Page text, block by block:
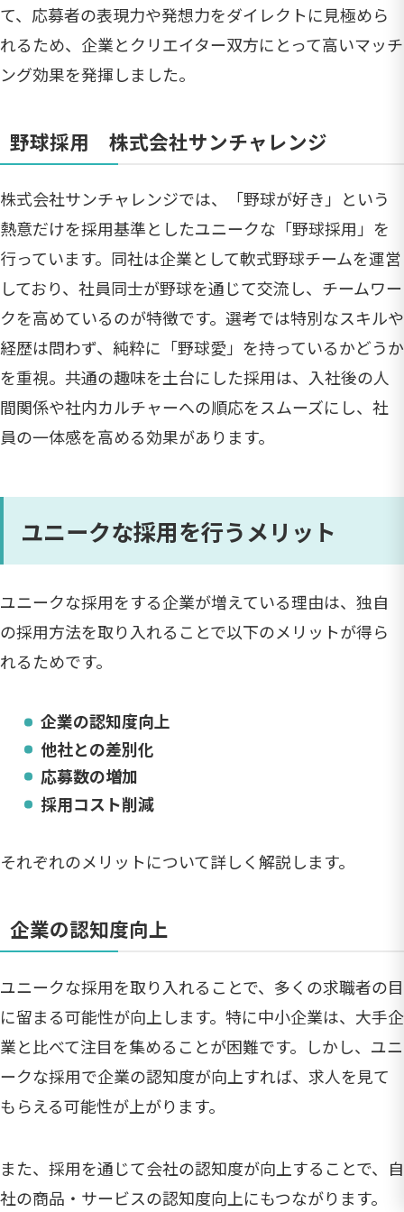
て、応募者の表現力や発想力をダイレクトに見極めら
れるため、企業とクリエイター双方にとって高いマッチ
ング効果を発揮しました。
野球採用 株式会社サンチャレンジ
株式会社サンチャレンジでは、「野球が好き」という
熱意だけを採用基準としたユニークな「野球採用」を
行っています。同社は企業として軟式野球チームを運営
しており、社員同士が野球を通じて交流し、チームワー
クを高めているのが特徴です。選考では特別なスキルや
経歴は問わず、純粋に「野球愛」を持っているかどうか
を重視。共通の趣味を土台にした採用は、入社後の人
間関係や社内カルチャーへの順応をスムーズにし、社
員の一体感を高める効果があります。
ユニークな採用を行うメリット
ユニークな採用をする企業が増えている理由は、独自
の採用方法を取り入れることで以下のメリットが得ら
れるためです。
企業の認知度向上
他社との差別化
応募数の増加
採用コスト削減
それぞれのメリットについて詳しく解説します。
企業の認知度向上
ユニークな採用を取り入れることで、多くの求職者の目
に留まる可能性が向上します。特に中小企業は、大手企
業と比べて注目を集めることが困難です。しかし、ユニ
ークな採用で企業の認知度が向上すれば、求人を見て
もらえる可能性が上がります。
また、採用を通じて会社の認知度が向上することで、自
社の商品・サービスの認知度向上にもつながります。